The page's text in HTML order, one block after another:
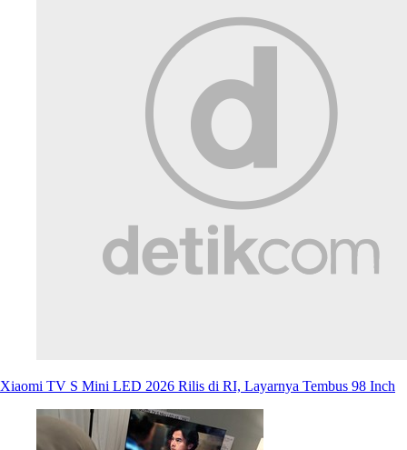
Xiaomi TV S Mini LED 2026 Rilis di RI, Layarnya Tembus 98 Inch